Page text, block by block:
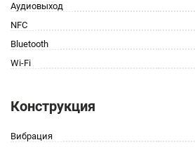
Аудиовыход
NFC
Bluetooth
Wi-Fi
Конструкция
Вибрация